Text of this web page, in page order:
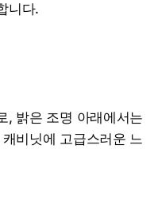
니다.
, 밝은 조명 아래에서는
비닛에 고급스러운 느